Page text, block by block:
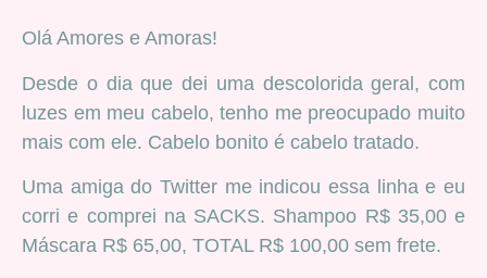
Olá Amores e Amoras!
Desde o dia que dei uma descolorida geral, com
luzes em meu cabelo, tenho me preocupado muito
mais com ele. Cabelo bonito é cabelo tratado.
Uma amiga do Twitter me indicou essa linha e eu
corri e comprei na SACKS. Shampoo R$ 35,00 e
Máscara R$ 65,00, TOTAL R$ 100,00 sem frete.